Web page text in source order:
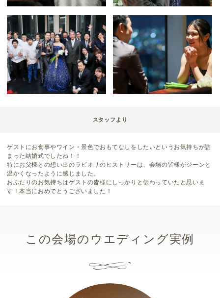
スタッフより
ゲストにお食事やワイン・景色でおもてなしをしたいというお気持ちが詰
まった結婚式でしたね！！
特にお父様との想い出のラビオリのヒストリーは、会場の皆様がジーンと
温かくなったように感じました。
おふたりのお気持ちはゲストの皆様にしっかりと伝わっていたと思いま
す！本当におめでとうございました！
この会場のウエディング実例